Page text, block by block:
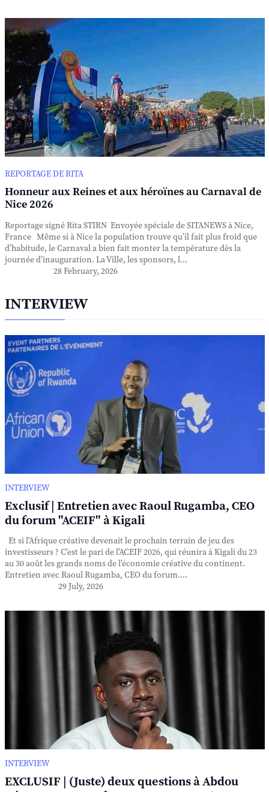
REPORTAGE DE RITA
Honneur aux Reines et aux héroïnes au Carnaval de
Nice 2026
Reportage signé Rita STIRN Envoyée spéciale de SITANEWS à Nice,
France Même si à Nice la population trouve qu’il fait plus froid que
d’habitude, le Carnaval a bien fait monter la température dès la
journée d’inauguration. La Ville, les sponsors, l...
28 February, 2026
INTERVIEW
INTERVIEW
Exclusif | Entretien avec Raoul Rugamba, CEO
du forum "ACEIF" à Kigali
Et si l'Afrique créative devenait le prochain terrain de jeu des
investisseurs ? C'est le pari de l'ACEIF 2026, qui réunira à Kigali du 23
au 30 août les grands noms de l'économie créative du continent.
Entretien avec Raoul Rugamba, CEO du forum....
29 July, 2026
INTERVIEW
EXCLUSIF | (Juste) deux questions à Abdou